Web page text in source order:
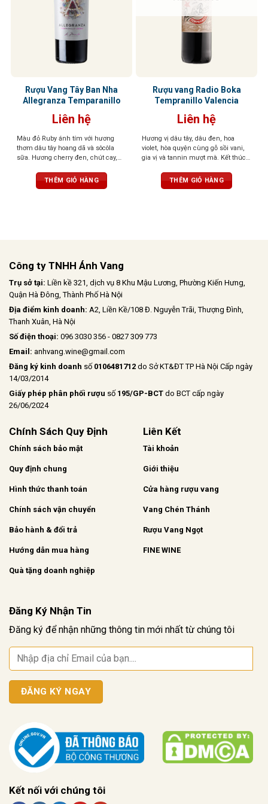
Rượu Vang Tây Ban Nha
Allegranza Temparanillo
Liên hệ
Màu đỏ Ruby ánh tím với hương
thơm dâu tây hoang dã và sôcôla
sữa. Hương cherry đen, chút cay,
khó quênTHÊM GIỎ HÀNG
Rượu vang Radio Boka
Tempranillo Valencia
Liên hệ
Hương vị dâu tây, dâu đen, hoa
violet, hòa quyện cùng gỗ sồi vani,
gia vị và tannin mượt mà. Kết thúc
ngọt ngàoTHÊM GIỎ HÀNG
Công ty TNHH Ánh Vang
Trụ sở tại: Liền kề 321, dịch vụ 8 Khu Mậu Lương, Phường Kiến Hưng,
Quận Hà Đông, Thành Phố Hà Nội
Địa điểm kinh doanh: A2, Liền Kề/108 Đ. Nguyễn Trãi, Thượng Đình,
Thanh Xuân, Hà Nội
Số điện thoại: 096 3030 356 - 0827 309 773
Email: anhvang.wine@gmail.com
Đăng ký kinh doanh số 0106481712 do Sở KT&ĐT TP Hà Nội Cấp ngày
14/03/2014
Giấy phép phân phối rượu số 195/GP-BCT do BCT cấp ngày
26/06/2024
Chính Sách Quy Định
Chính sách bảo mật
Quy định chung
Hình thức thanh toán
Chính sách vận chuyển
Bảo hành & đổi trả
Hướng dẫn mua hàng
Quà tặng doanh nghiệp
Liên Kết
Tài khoản
Giới thiệu
Cửa hàng rượu vang
Vang Chén Thánh
Rượu Vang Ngọt
FINE WINE
Đăng Ký Nhận Tin
Đăng ký để nhận những thông tin mới nhất từ chúng tôi
Kết nối với chúng tôi